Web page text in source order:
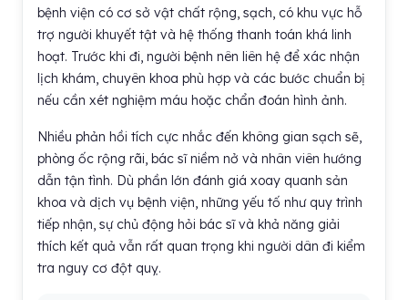
bệnh viện có cơ sở vật chất rộng, sạch, có khu vực hỗ
trợ người khuyết tật và hệ thống thanh toán khá linh
hoạt. Trước khi đi, người bệnh nên liên hệ để xác nhận
lịch khám, chuyên khoa phù hợp và các bước chuẩn bị
nếu cần xét nghiệm máu hoặc chẩn đoán hình ảnh.
Nhiều phản hồi tích cực nhắc đến không gian sạch sẽ,
phòng ốc rộng rãi, bác sĩ niềm nở và nhân viên hướng
dẫn tận tình. Dù phần lớn đánh giá xoay quanh sản
khoa và dịch vụ bệnh viện, những yếu tố như quy trình
tiếp nhận, sự chủ động hỏi bác sĩ và khả năng giải
thích kết quả vẫn rất quan trọng khi người dân đi kiểm
tra nguy cơ đột quỵ.